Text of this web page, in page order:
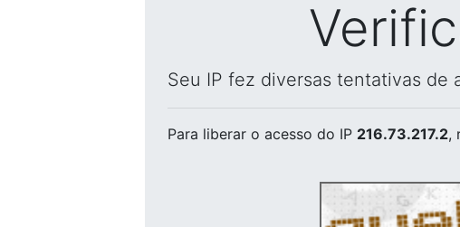
Seu IP fez diversas tentativas de
Para liberar o acesso do IP 216.73.217.2,